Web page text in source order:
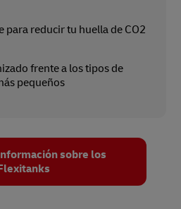
para reducir tu huella de CO2
frente a los tipos de
pequeños
sobre los